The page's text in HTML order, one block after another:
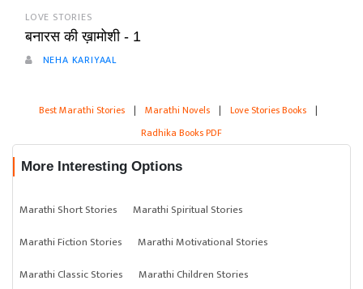
LOVE STORIES
बनारस की ख़ामोशी - 1
NEHA KARIYAAL
Best Marathi Stories | Marathi Novels | Love Stories Books |
Radhika Books PDF
More Interesting Options
Marathi Short Stories
Marathi Spiritual Stories
Marathi Fiction Stories
Marathi Motivational Stories
Marathi Classic Stories
Marathi Children Stories